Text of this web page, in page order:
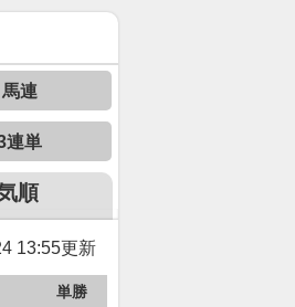
馬連
連単
順
13:55更新
単勝